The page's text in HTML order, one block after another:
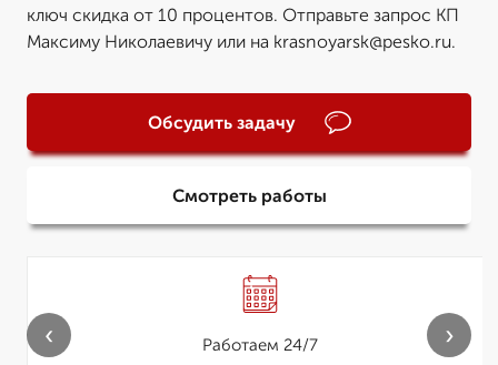
ключ скидка от 10 процентов. Отправьте запрос КП
Максиму Николаевичу или на krasnoyarsk@pesko.ru.
Обсудить задачу
Смотреть работы
Работаем 24/7
‹ ›